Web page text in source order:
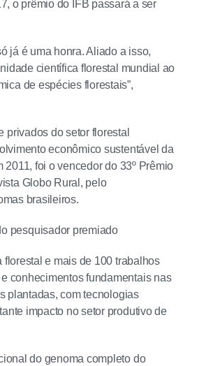
o prêmio do IFB passará a ser
já é uma honra. Aliado a isso,
científica florestal mundial ao
de espécies florestais”,
privados do setor florestal
econômico sustentável da
foi o vencedor do 33º Prêmio
Globo Rural, pelo
brasileiros.
pesquisador premiado
e mais de 100 trabalhos
conhecimentos fundamentais nas
plantadas, com tecnologias
impacto no setor produtivo de
do genoma completo do